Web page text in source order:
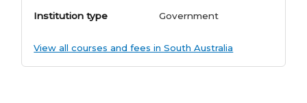
Institution type Government
View all courses and fees in South Australia